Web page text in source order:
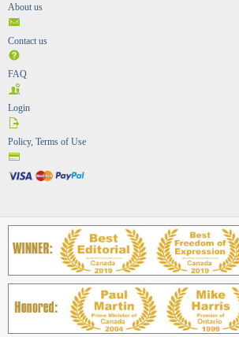
About us
Contact us
FAQ
Login
Policy, Terms of Use